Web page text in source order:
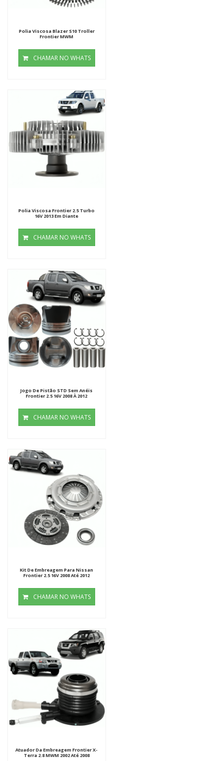
Polia Viscosa Blazer S10 Troller
Frontier MWM
CHAMAR NO WHATS
Polia Viscosa Frontier 2.5 Turbo
16V 2013 Em Diante
CHAMAR NO WHATS
Jogo De Pistão STD Sem Anéis
Frontier 2.5 16V 2008 À 2012
CHAMAR NO WHATS
Kit De Embreagem Para Nissan
Frontier 2.5 16V 2008 Até 2012
CHAMAR NO WHATS
Atuador Da Embreagem Frontier X-
Terra 2.8 MWM 2002 Até 2008